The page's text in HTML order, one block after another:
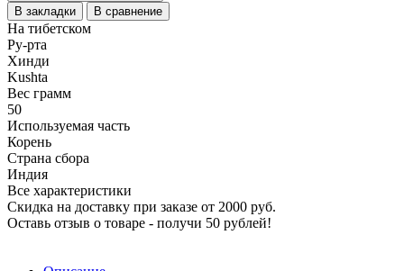
В закладки
В сравнение
На тибетском
Ру-рта
Хинди
Kushta
Вес грамм
50
Используемая часть
Корень
Страна сбора
Индия
Все характеристики
Скидка на доставку при заказе от 2000 руб.
Оставь отзыв о товаре - получи 50 рублей!